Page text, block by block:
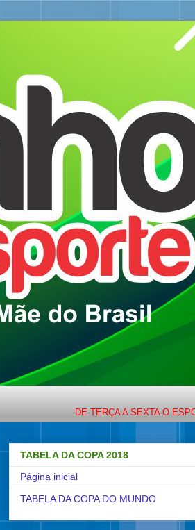
DE TERÇA A SEXTA O ESPORTE
TABELA DA COPA 2018
Página inicial
TABELA DA COPA DO MUNDO